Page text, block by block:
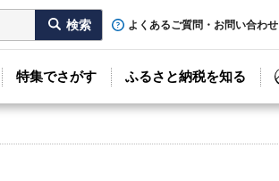
よくあるご質問・お問い合わせ
特集でさがす ふるさと納税を知る